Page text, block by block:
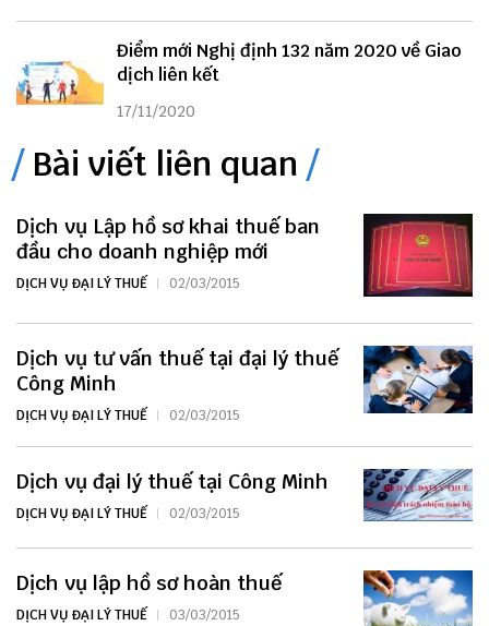
Điểm mới Nghị định 132 năm 2020 về Giao
dịch liên kết
17/11/2020
Bài viết liên quan
Dịch vụ Lập hồ sơ khai thuế ban
đầu cho doanh nghiệp mới
DỊCH VỤ ĐẠI LÝ THUẾ 02/03/2015
Dịch vụ tư vấn thuế tại đại lý thuế
Công Minh
DỊCH VỤ ĐẠI LÝ THUẾ 02/03/2015
Dịch vụ đại lý thuế tại Công Minh
DỊCH VỤ ĐẠI LÝ THUẾ 02/03/2015
Dịch vụ lập hồ sơ hoàn thuế
DỊCH VỤ ĐẠI LÝ THUẾ 03/03/2015